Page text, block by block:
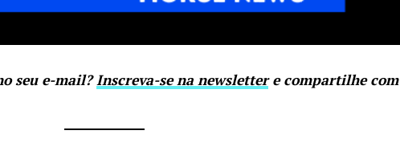
seu e-mail?Inscreva-se na newslettere compartilhe com